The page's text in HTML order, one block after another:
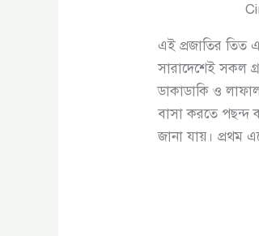
এই প্রজাতির তিত
সারাদেশেই সকল
ডাকাডাকি ও
বাসা করতে পছন্দ
জানা যায়। প্রথম